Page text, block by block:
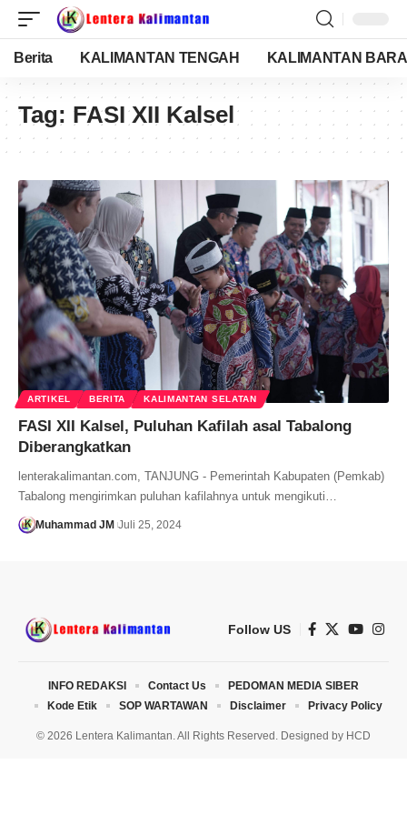
Berita KALIMANTAN TENGAH KALIMANTAN
Tag: FASI XII Kalsel
ARTIKEL BERITA KALIMANTAN SELATAN
FASI XII Kalsel, Puluhan Kafilah asal Tabalong
Diberangkatkan
lenterakalimantan.com, TANJUNG - Pemerintah Kabupaten (Pemkab)
Tabalong mengirimkan puluhan kafilahnya untuk mengikuti…
Muhammad JM Juli 25, 2024
Follow US
© 2026 Lentera Kalimantan. All Rights Reserved. Designed by HCD
INFO REDAKSI Contact Us
PEDOMAN MEDIA SIBER
Kode Etik
SOP WARTAWAN Disclaimer Privacy Policy